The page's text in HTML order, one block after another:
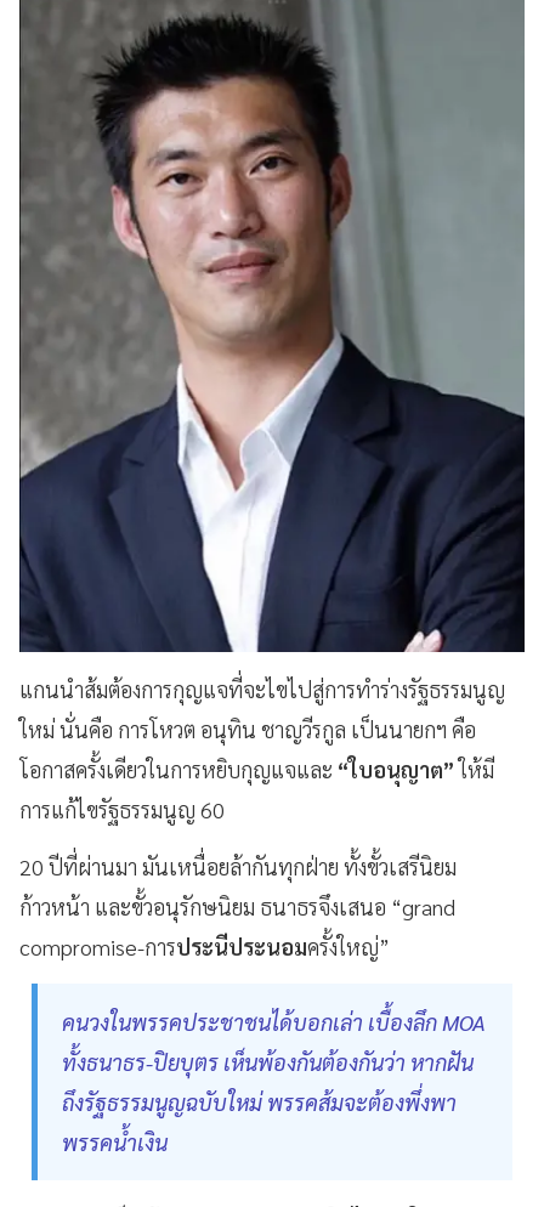
แกนนำส้มต้องการกุญแจที่จะไขไปสู่การทำร่างรัฐธรรมนูญ
ใหม่ นั่นคือ การโหวต อนุทิน ชาญวีรกูล เป็นนายกฯ คือ
โอกาสครั้งเดียวในการหยิบกุญแจและ “ใบอนุญาต”ให้มี
การแก้ไขรัฐธรรมนูญ 60
20 ปีที่ผ่านมา มันเหนื่อยล้ากันทุกฝ่าย ทั้งขั้วเสรีนิยม
ก้าวหน้า และขั้วอนุรักษนิยม ธนาธรจึงเสนอ “grand
compromise-การประนีประนอมครั้งใหญ่”
คนวงในพรรคประชาชนได้บอกเล่า เบื้องลึก MOA
ทั้งธนาธร-ปิยบุตร เห็นพ้องกันต้องกันว่า หากฝัน
ถึงรัฐธรรมนูญฉบับใหม่ พรรคส้มจะต้องพึ่งพา
พรรคน้ำเงิน